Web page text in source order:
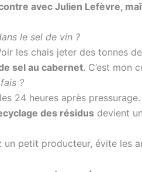
avec Julien Lefèvre,
le sel de vin ?
les chais jeter des tonnes
sel au cabernet. C’est mon
?
24 heures après
des résidus devient
un petit producteur, évite les